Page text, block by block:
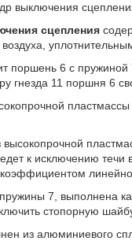
выключения
сцепления
поршень 6 с пружиной
гнезда 11 поршня 6
к исключению течи
7, выполнена
стопорную
из алюминиевого